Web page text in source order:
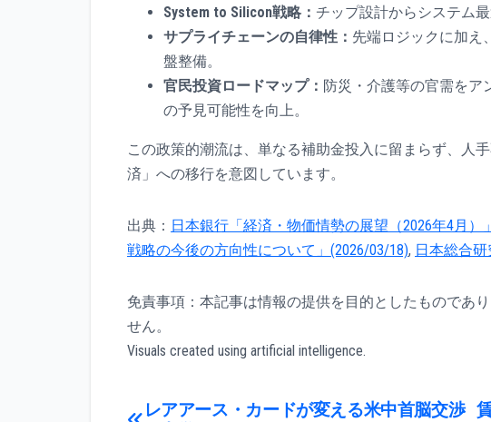
System to Silicon戦略： チップ設計からシステム
サプライチェーンの自律性： 先端ロジックに加え
盤整備。
官民投資ロードマップ： 防災・介護等の官需をア
の予見可能性を向上。
この政策的潮流は、単なる補助金投入に留まらず、人
済」への移行を意図しています。
出典： 日本銀行「経済・物価情勢の展望（2026年4月）
戦略の今後の方向性について」(2026/03/18), 日本総合
免責事項：本記事は情報の提供を目的としたものであ
せん。
Visuals created using artificial intelligence.
レアアース・カードが変える米中首脳交渉